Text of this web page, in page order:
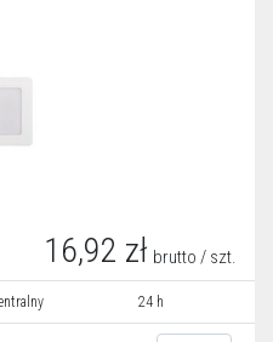
16,92 zł brutto / szt.
24 h